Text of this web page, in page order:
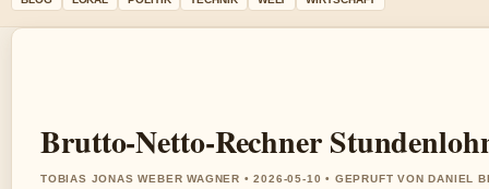
Brutto-Netto-Rechner
TOBIAS JONAS WEBER WAGNER • 2026-05-10 • GEPRUFT VON DANIEL